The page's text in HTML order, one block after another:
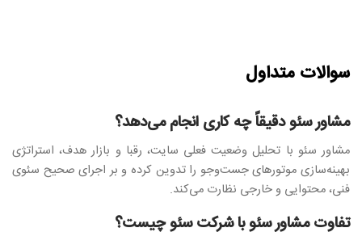
سوالات متداول
مشاور سئو دقیقاً چه کاری انجام می‌دهد؟
مشاور سئو با تحلیل وضعیت فعلی سایت، رقبا و بازار هدف، استراتژی
بهینه‌سازی موتورهای جست‌وجو را تدوین کرده و بر اجرای صحیح سئوی
فنی، محتوایی و خارجی نظارت می‌کند.
تفاوت مشاور سئو با شرکت سئو چیست؟